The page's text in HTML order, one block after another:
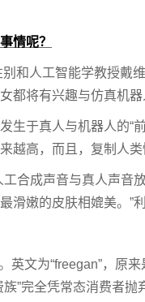
情呢？
和人工智能学教授戴
都将有兴趣与仿真机器
生于真人与机器人的“
越高，而且，复制人
工合成声音与真人声音
滑嫩的皮肤相媲美。”利
英文为“freegan”，原来
族”完全凭常态消费者